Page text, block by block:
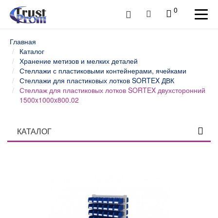
0
Главная
Каталог
Хранение метизов и мелких деталей
Стеллажи с пластиковыми контейнерами, ячейками
Стеллажи для пластиковых лотков SORTEX ДВК
Стеллаж для пластиковых лотков SORTEX двухсторонний
1500x1000x800.02
КАТАЛОГ
Тележки и тумбы для инструмента